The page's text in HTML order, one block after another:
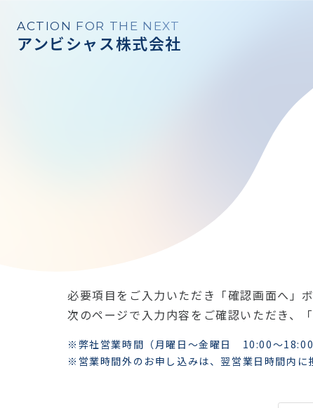
ACTION FOR THE NEXT
アンビシャス株式会社
必要項目をご入力いただき「確認画面へ」
次のページで入力内容をご確認いただき、
※弊社営業時間（月曜日～金曜日 10:00～18:00
※営業時間外のお申し込みは、翌営業日時間内に